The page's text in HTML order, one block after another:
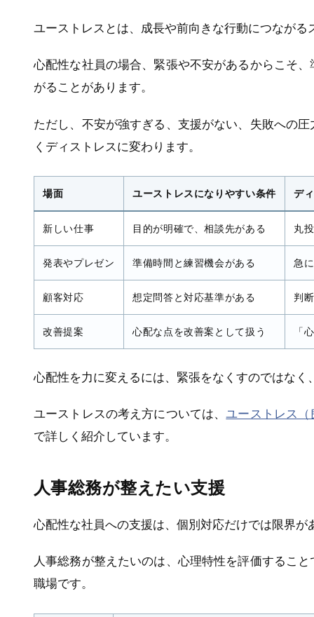
ユーストレスとは、成長や前向きな行動につながる
心配性な社員の場合、緊張や不安があるからこそ
がることがあります。
ただし、不安が強すぎる、支援がない、失敗への
くディストレスに変わります。
場面 ユーストレスになりやすい条件 デ
新しい仕事 目的が明確で、相談先がある 丸
発表やプレゼン 準備時間と練習機会がある 急
顧客対応 想定問答と対応基準がある 判
改善提案 心配な点を改善案として扱う 「
心配性を力に変えるには、緊張をなくすのではな
ユーストレスの考え方については、ユーストレス
で詳しく紹介しています。
人事総務が整えたい支援
心配性な社員への支援は、個別対応だけでは限界が
人事総務が整えたいのは、心理特性を評価するこ
職場です。